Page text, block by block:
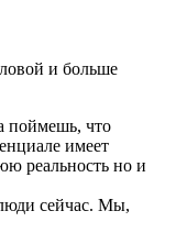
и больше
поймешь, что
имеет
реальность но и
сейчас. Мы,